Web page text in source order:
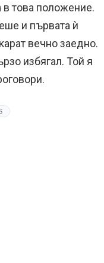
това положение.
и първата ѝ
вечно заедно.
избягал. Той я